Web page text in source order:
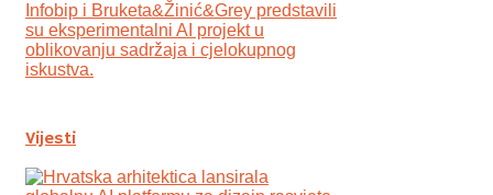
Infobip i Bruketa&Žinić&Grey predstavili
su eksperimentalni AI projekt u
oblikovanju sadržaja i cjelokupnog
iskustva.
Vijesti